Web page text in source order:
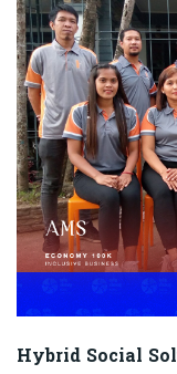
Hybrid Social